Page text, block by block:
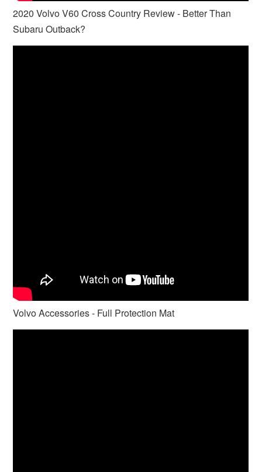
2020 Volvo V60 Cross Country Review - Better Than
Subaru Outback?
Volvo Accessories - Full Protection Mat